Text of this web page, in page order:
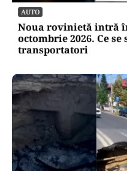
AUTO
Noua rovinietă intră
octombrie 2026. Ce
transportatori